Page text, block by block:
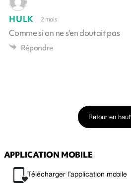
HULK 2 mois
Comme si on ne s'en doutait pas
Répondre
Retour en haut
APPLICATION MOBILE
Télécharger l’application mobile